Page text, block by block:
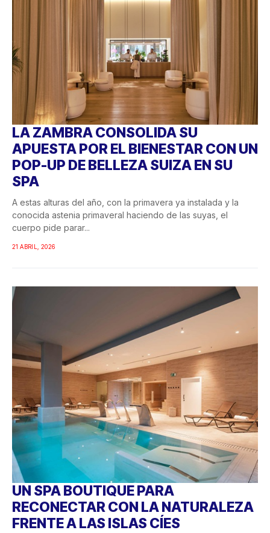
LA ZAMBRA CONSOLIDA SU
APUESTA POR EL BIENESTAR CON UN
POP-UP DE BELLEZA SUIZA EN SU
SPA
A estas alturas del año, con la primavera ya instalada y la
conocida astenia primaveral haciendo de las suyas, el
cuerpo pide parar...
21 ABRIL, 2026
UN SPA BOUTIQUE PARA
RECONECTAR CON LA NATURALEZA
FRENTE A LAS ISLAS CÍES